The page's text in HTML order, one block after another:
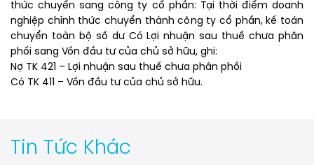
thức chuyển sang công ty cổ phần: Tại thời điểm doanh
nghiệp chính thức chuyển thành công ty cổ phần, kế toán
chuyển toàn bộ số dư Có Lợi nhuận sau thuế chưa phân
phối sang Vốn đầu tư của chủ sở hữu, ghi:
Nợ TK 421 – Lợi nhuận sau thuế chưa phân phối
Có TK 411 – Vốn đầu tư của chủ sở hữu.
Tin Tức Khác